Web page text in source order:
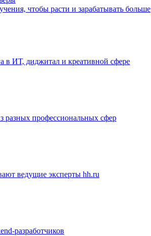
чтобы расти и зарабатывать больше
в ИТ, диджитал и креативной сфере
разных профессиональных сфер
ведущие эксперты hh.ru
разработчиков